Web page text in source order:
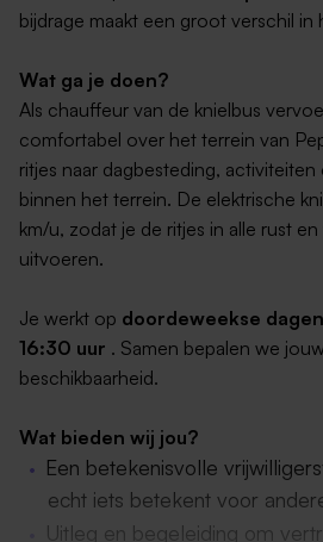
bijdrage maakt een groot verschil in
Wat ga je doen?
Als chauffeur van de knielbus
comfortabel over het terrein van
ritjes naar dagbesteding,
binnen het terrein. De elektrische
km/u, zodat je de ritjes in alle rust
uitvoeren.
Je werkt op doordeweekse dagen
16:30 uur . Samen bepalen we
beschikbaarheid.
Wat bieden wij jou?
Een betekenisvolle
echt iets betekent voor
Uitleg en begeleiding om